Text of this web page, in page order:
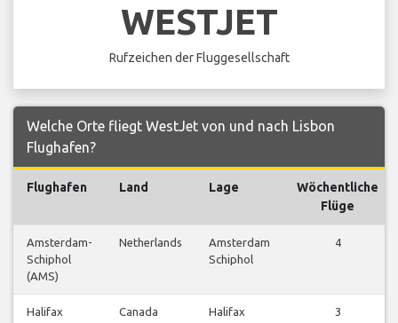
WESTJET
Rufzeichen der Fluggesellschaft
Welche Orte fliegt WestJet von und nach Lisbon
Flughafen?
Flughafen Land Lage
Wöchentliche
Flüge
Amsterdam-
Schiphol
(AMS)
Netherlands
Amsterdam
Schiphol
4
Halifax
Canada Halifax 3